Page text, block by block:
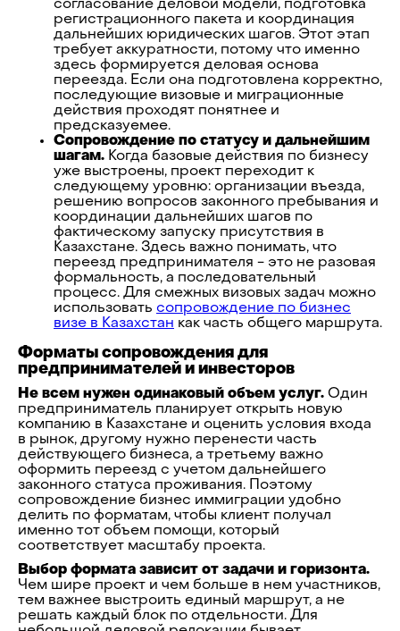
согласование деловой модели, подготовка
регистрационного пакета и координация
дальнейших юридических шагов. Этот этап
требует аккуратности, потому что именно
здесь формируется деловая основа
переезда. Если она подготовлена корректно,
последующие визовые и миграционные
действия проходят понятнее и
предсказуемее.
Сопровождение по статусу и дальнейшим
шагам. Когда базовые действия по бизнесу
уже выстроены, проект переходит к
следующему уровню: организации въезда,
решению вопросов законного пребывания и
координации дальнейших шагов по
фактическому запуску присутствия в
Казахстане. Здесь важно понимать, что
переезд предпринимателя - это не разовая
формальность, а последовательный
процесс. Для смежных визовых задач можно
использовать сопровождение по бизнес
визе в Казахстан как часть общего маршрута.
Форматы сопровождения для
предпринимателей и инвесторов
Не всем нужен одинаковый объем услуг. Один
предприниматель планирует открыть новую
компанию в Казахстане и оценить условия входа
в рынок, другому нужно перенести часть
действующего бизнеса, а третьему важно
оформить переезд с учетом дальнейшего
законного статуса проживания. Поэтому
сопровождение бизнес иммиграции удобно
делить по форматам, чтобы клиент получал
именно тот объем помощи, который
соответствует масштабу проекта.
Выбор формата зависит от задачи и горизонта.
Чем шире проект и чем больше в нем участников,
тем важнее выстроить единый маршрут, а не
решать каждый блок по отдельности. Для